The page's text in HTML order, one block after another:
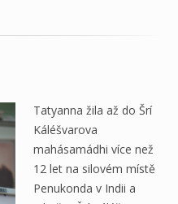
Tatyanna žila až do Šrí
Káléšvarova
mahásamádhi více než
12 let na silovém místě
Penukonda v Indii a